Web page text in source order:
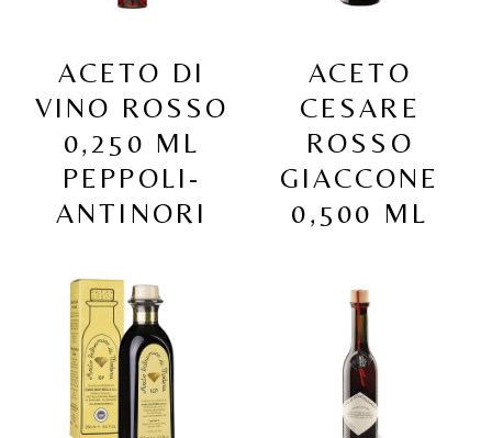
ACETO DI
VINO ROSSO
0,250 ML
PEPPOLI-
ANTINORI
ACETO
CESARE
ROSSO
GIACCONE
0,500 ML